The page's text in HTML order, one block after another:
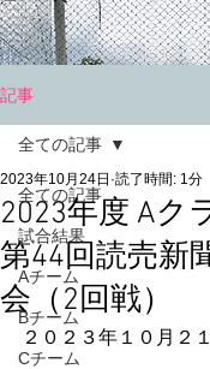
記事
全ての記事
試合結果
Aチーム
Bチーム
Cチーム
全ての記事
2023年度 Aク
第44回読売新
会（2回戦）
2023年10月24日 読了時間: 1分
２０２３年１０月２